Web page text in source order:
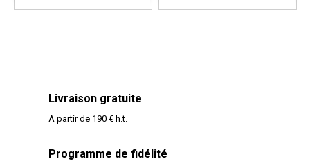
Livraison gratuite
A partir de 190 € h.t.
Programme de fidélité